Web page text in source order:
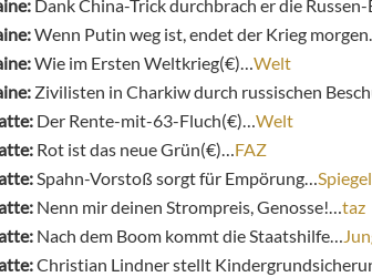
Dank China-Trick durchbrach er die Russen-
Wenn Putin weg ist, endet der Krieg morgen…
Wie im Ersten Weltkrieg(€)… Welt
Zivilisten in Charkiw durch russischen
Der Rente-mit-63-Fluch(€)… Welt
Rot ist das neue Grün(€)… FAZ
Spahn-Vorstoß sorgt für Empörung… Spiegel
Nenn mir deinen Strompreis, Genosse!… taz
Nach dem Boom kommt die Staatshilfe…
Christian Lindner stellt